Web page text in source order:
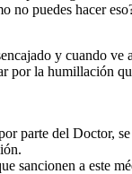
no puedes hacer
y cuando ve
por la humillación
parte del Doctor, se
sancionen a este